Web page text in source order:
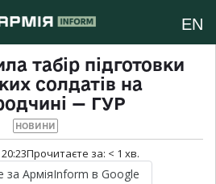
EN
табір підготовки
солдатів на
— ГУР
НОВИНИ
Прочитаєте за: < 1 хв.
за АрміяInform в Google